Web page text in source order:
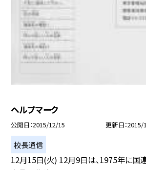
ヘルプマーク
公開日 2015/12/15 更新日 2015/
校長通信
12月15日(火) 12月9日は、1975年に国